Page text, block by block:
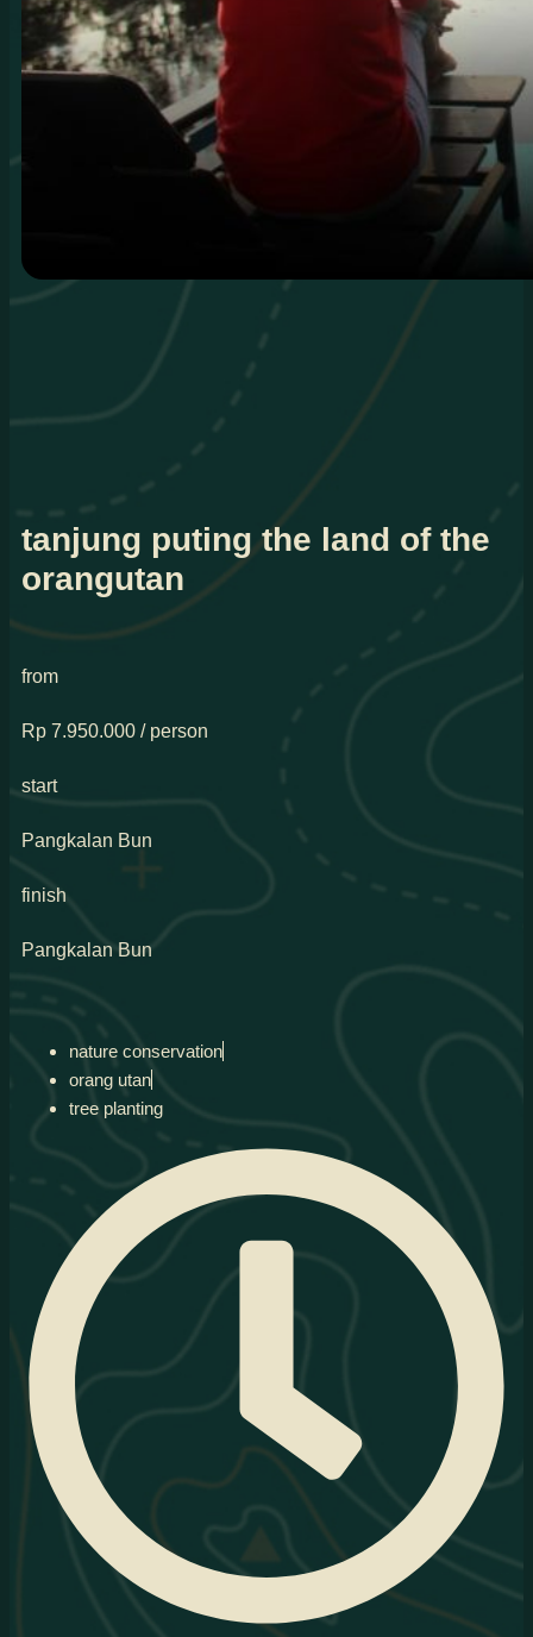
tanjung puting the land of the
orangutan
from
Rp 7.950.000 / person
start
Pangkalan Bun
finish
Pangkalan Bun
nature conservation
orang utan
tree planting